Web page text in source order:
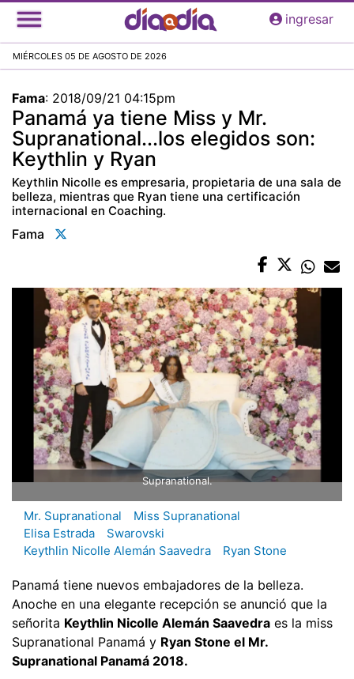
Pasar
al
principal
ingresar
MIÉRCOLES 05 DE AGOSTO DE 2026
Fama: 2018/09/21 04:15pm
Panamá ya tiene Miss y Mr.
Supranational...los elegidos son:
Keythlin y Ryan
Keythlin Nicolle es empresaria, propietaria de una sala de
belleza, mientras que Ryan tiene una certificación
internacional en Coaching.
Fama
Supranational.
Mr. Supranational
Miss Supranational
Elisa Estrada
Swarovski
Keythlin Nicolle Alemán Saavedra
Ryan Stone
Panamá tiene nuevos embajadores de la belleza.
Anoche en una elegante recepción se anunció que la
señorita Keythlin Nicolle Alemán Saavedra es la miss
Supranational Panamá y Ryan Stone el Mr.
Supranational Panamá 2018.